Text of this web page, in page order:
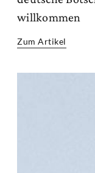
willkommen
Zum Artikel